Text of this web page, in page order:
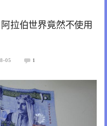
拉伯世界竟然不使用
05 1